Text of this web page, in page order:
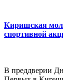
Киришская
спортивной
В преддверии